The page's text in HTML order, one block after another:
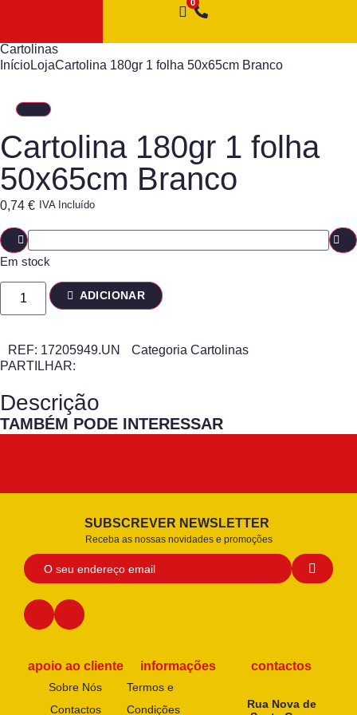
Cartolinas
InícioLojaCartolina 180gr 1 folha 50x65cm Branco
Cartolina 180gr 1 folha
50x65cm Branco
0,74 € IVA Incluído
Em stock
ADICIONAR
REF: 17205949.UN Categoria Cartolinas
PARTILHAR:
Descrição
TAMBÉM PODE INTERESSAR
SUBSCREVER NEWSLETTER
Receba as nossas novidades e promoções
apoio ao cliente
Sobre Nós
Contactos
informações
Termos e
Condições
contactos
Rua Nova de